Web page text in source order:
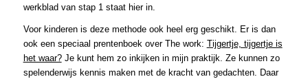
werkblad van stap 1 staat hier in.
Voor kinderen is deze methode ook heel erg geschikt. Er is dan
ook een speciaal prentenboek over The work: Tijgertje, tijgertje is
het waar?Je kunt hem zo inkijken in mijn praktijk. Ze kunnen zo
spelenderwijs kennis maken met de kracht van gedachten. Daar